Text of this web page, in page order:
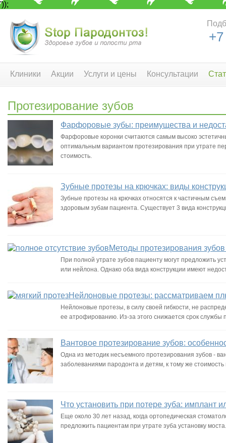
'));
Клиники Акции Услуги и цены Консультации
Протезирование зубов
Фарфоровые зубы: преимущества и
Фарфоровые коронки считаются самым высоко
оптимальным вариантом протезирования при утрате
стоимость.
Зубные протезы на крючках: виды
Зубные протезы на крючках относятся к частичным
здоровым зубам пациента. Существует 3 вида
Методы протезирования
При полной утрате зубов пациенту могут предложить
или нейлона. Однако оба вида конструкции имеют
Нейлоновые протезы: рассматриваем
Нейлоновые протезы, в силу своей гибкости, не
ее атрофированию. Из-за этого снижается срок службы
Вантовое протезирование зубов:
Одна из методик несъемного протезирования зубов -
заболеваниями пародонта и детям, к тому же
Что установить при потере зуба: имплант
Еще около 30 лет назад, когда ортопедическая
предложить пациентам при утрате зуба установку